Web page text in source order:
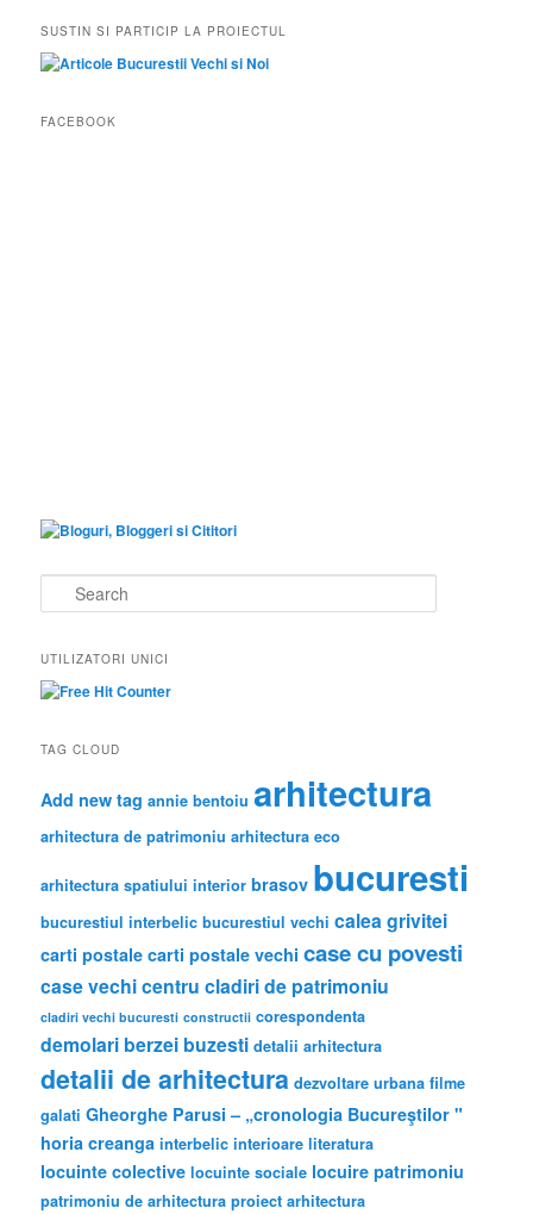
SUSTIN SI PARTICIP LA PROIECTUL
FACEBOOK
e
r
c
h
UTILIZATORI UNICI
TAG CLOUD
Add new tag annie bentoiu arhitectura
arhitectura de patrimoniu arhitectura eco
arhitectura spatiului interior brasov bucuresti
bucurestiul interbelic bucurestiul vechi calea grivitei
carti postale carti postale vechi case cu povesti
case vechicentru cladiri de patrimoniu
cladiri vechi bucuresti constructii corespondenta
demolari berzei buzesti detalii arhitectura
detalii de arhitectura dezvoltare urbana filme
galati Gheorghe Parusi – „cronologia Bucureştilor "
horia creanga interbelic interioare literatura
locuinte colective locuinte sociale locuire patrimoniu
patrimoniu de arhitectura proiect arhitectura